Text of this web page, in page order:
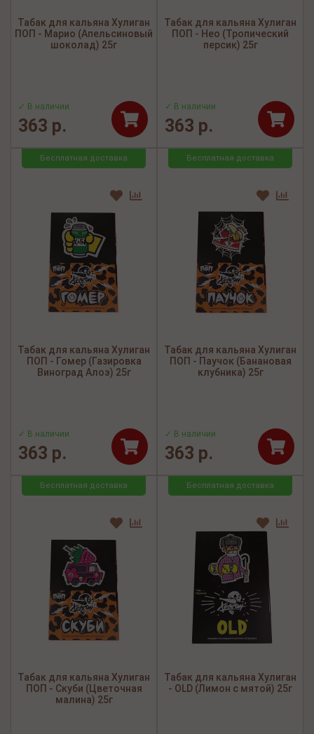
Табак для кальяна Хулиган
ПОП - Марио (Апельсиновый
шоколад) 25г
✓ В наличии
363 р.
Табак для кальяна Хулиган
ПОП - Нео (Тропический
персик) 25г
✓ В наличии
363 р.
Бесплатная доставка
Табак для кальяна Хулиган
ПОП - Гомер (Газировка
Виноград Алоэ) 25г
✓ В наличии
363 р.
Бесплатная доставка
Табак для кальяна Хулиган
ПОП - Паучок (Банановая
клубника) 25г
✓ В наличии
363 р.
Бесплатная доставка
Табак для кальяна Хулиган
ПОП - Скуби (Цветочная
малина) 25г
Бесплатная доставка
Табак для кальяна Хулиган
- OLD (Лимон с мятой) 25г